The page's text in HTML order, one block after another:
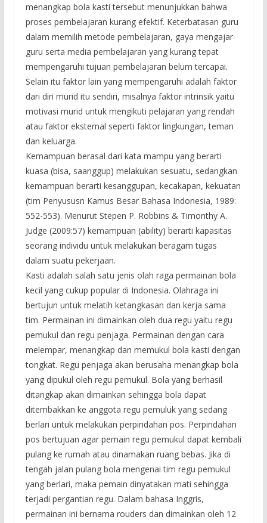
menangkap bola kasti tersebut menunjukkan bahwa
proses pembelajaran kurang efektif. Keterbatasan guru
dalam memilih metode pembelajaran, gaya mengajar
guru serta media pembelajaran yang kurang tepat
mempengaruhi tujuan pembelajaran belum tercapai.
Selain itu faktor lain yang mempengaruhi adalah faktor
dari diri murid itu sendiri, misalnya faktor intrinsik yaitu
motivasi murid untuk mengikuti pelajaran yang rendah
atau faktor eksternal seperti faktor lingkungan, teman
dan keluarga.
Kemampuan berasal dari kata mampu yang berarti
kuasa (bisa, saanggup) melakukan sesuatu, sedangkan
kemampuan berarti kesanggupan, kecakapan, kekuatan
(tim Penyususn Kamus Besar Bahasa Indonesia, 1989:
552-553). Menurut Stepen P. Robbins & Timonthy A.
Judge (2009:57) kemampuan (ability) berarti kapasitas
seorang individu untuk melakukan beragam tugas
dalam suatu pekerjaan.
Kasti adalah salah satu jenis olah raga permainan bola
kecil yang cukup popular di Indonesia. Olahraga ini
bertujun untuk melatih ketangkasan dan kerja sama
tim. Permainan ini dimainkan oleh dua regu yaitu regu
pemukul dan regu penjaga. Permainan dengan cara
melempar, menangkap dan memukul bola kasti dengan
tongkat. Regu penjaga akan berusaha menangkap bola
yang dipukul oleh regu pemukul. Bola yang berhasil
ditangkap akan dimainkan sehingga bola dapat
ditembakkan ke anggota regu pemuluk yang sedang
berlari untuk melakukan perpindahan pos. Perpindahan
pos bertujuan agar pemain regu pemukul dapat kembali
pulang ke rumah atau dinamakan ruang bebas. Jika di
tengah jalan pulang bola mengenai tim regu pemukul
yang berlari, maka pemain dinyatakan mati sehingga
terjadi pergantian regu. Dalam bahasa Inggris,
permainan ini bernama rouders dan dimainkan oleh 12